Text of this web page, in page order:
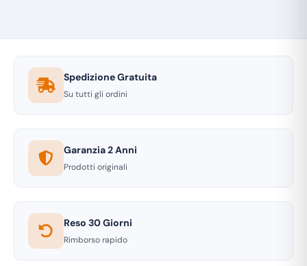
Spedizione Gratuita
Su tutti gli ordini
Garanzia 2 Anni
Prodotti originali
Reso 30 Giorni
Rimborso rapido